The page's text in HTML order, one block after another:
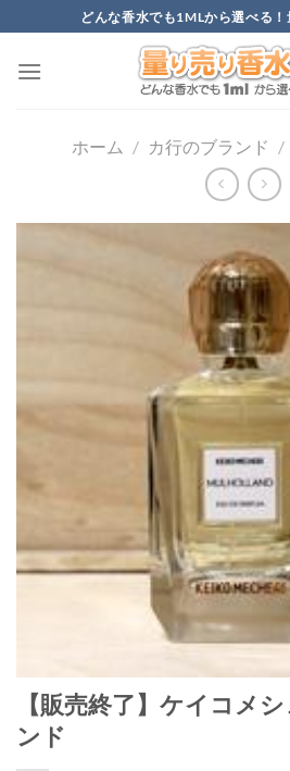
to
content
どんな香水でも1MLから選べる
ホーム / カ行のブランド /
【販売終了】ケイコメ
ンド